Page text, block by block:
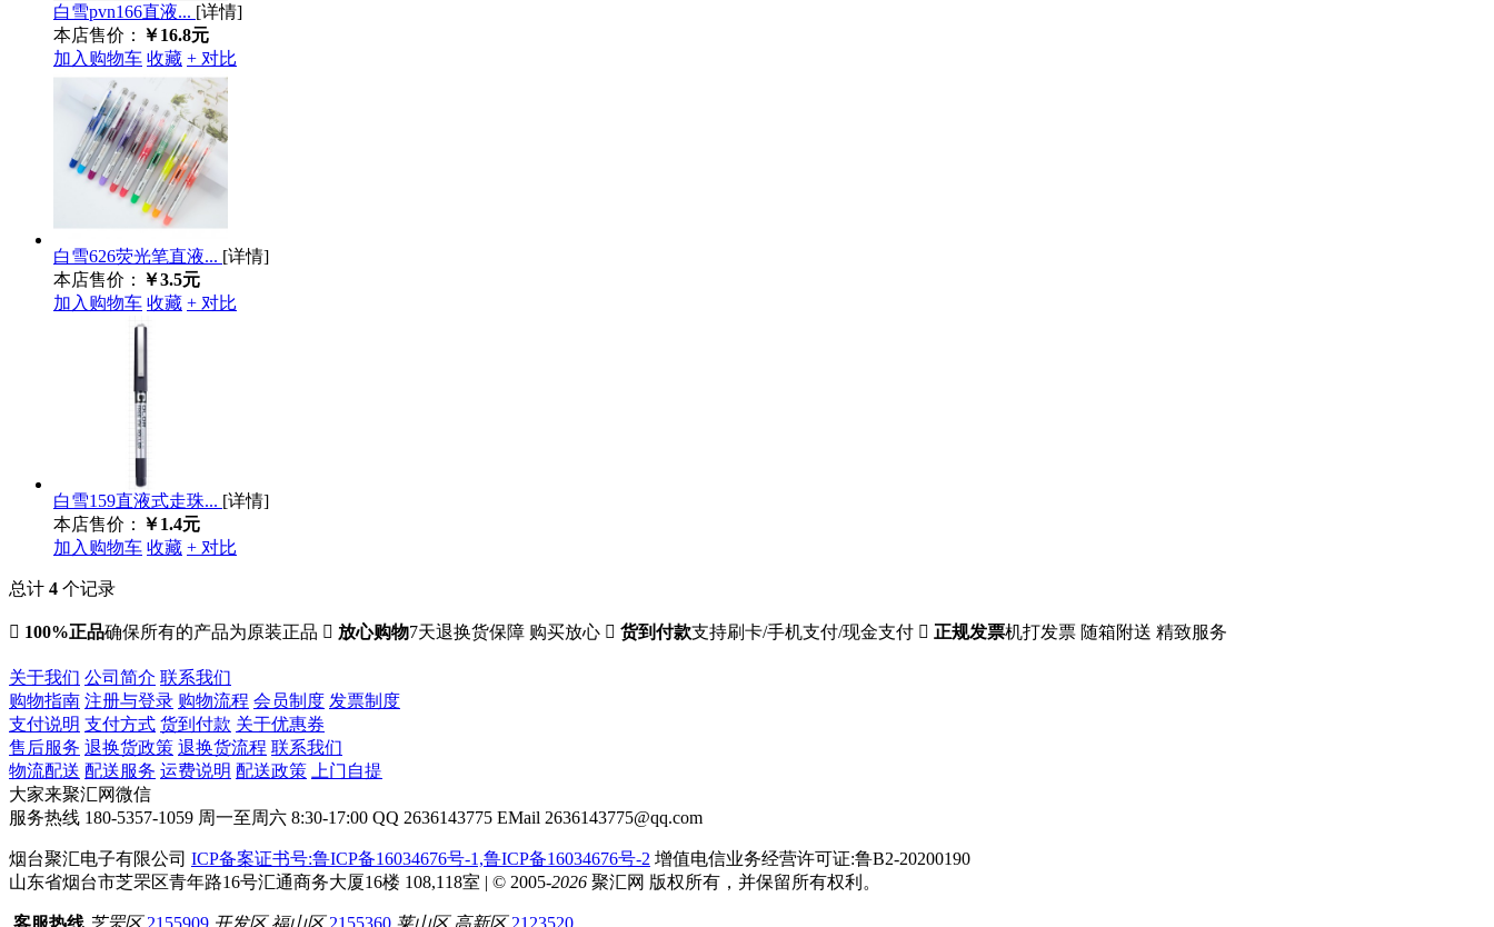
白雪pvn166直液... [详情]
本店售价： ￥16.8元
加入购物车 收藏 + 对比
白雪626荧光笔直液... [详情]
本店售价： ￥3.5元
加入购物车 收藏 + 对比
白雪159直液式走珠... [详情]
本店售价： ￥1.4元
加入购物车 收藏 + 对比
总计 4 个记录
 100%正品确保所有的产品为原装正品  放心购物7天退换货保障 购买放心  货到付款支持刷卡/手机支付/现金支付  正规发票机打发票 随箱附送 精致服务
关于我们 公司简介 联系我们
购物指南 注册与登录 购物流程 会员制度 发票制度
支付说明 支付方式 货到付款 关于优惠券
售后服务 退换货政策 退换货流程 联系我们
物流配送 配送服务 运费说明 配送政策
上门自提
大家来聚汇网微信
服务热线 180-5357-1059 周一至周六 8:30-17:00 QQ 2636143775 EMail 2636143775@qq.com
烟台聚汇电子有限公司 ICP备案证书号:鲁ICP备16034676号-1,鲁ICP备16034676号-2 增值电信业务经营许可证:鲁B2-20200190
山东省烟台市芝罘区青年路16号汇通商务大厦16楼 108,118室 | © 2005-2026 聚汇网 版权所有，并保留所有权利。
客服热线 芝罘区 2155909 开发区 福山区 2155360 莱山区 高新区 2123520